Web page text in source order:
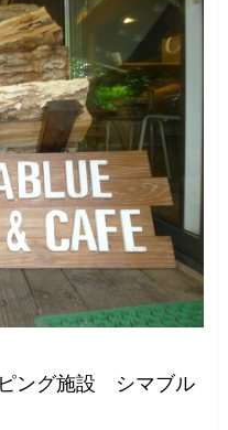
ング施設 シマブル